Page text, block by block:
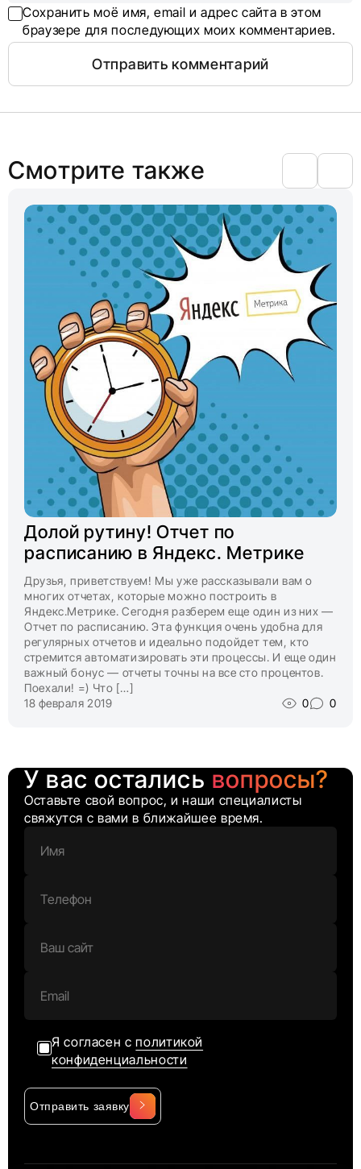
Сохранить моё имя, email и адрес сайта в этом
браузере для последующих моих комментариев.
Смотрите также
Долой рутину! Отчет по
расписанию в Яндекс. Метрике
Друзья, приветствуем! Мы уже рассказывали вам о
многих отчетах, которые можно построить в
Яндекс.Метрике. Сегодня разберем еще один из них —
Отчет по расписанию. Эта функция очень удобна для
регулярных отчетов и идеально подойдет тем, кто
стремится автоматизировать эти процессы. И еще один
важный бонус — отчеты точны на все сто процентов.
Поехали! =) Что […]
18 февраля 2019
0 0
У вас остались вопросы?
Оставьте свой вопрос, и наши специалисты
свяжутся с вами в ближайшее время.
Я согласен сполитикой
конфиденциальности
Отправить заявку